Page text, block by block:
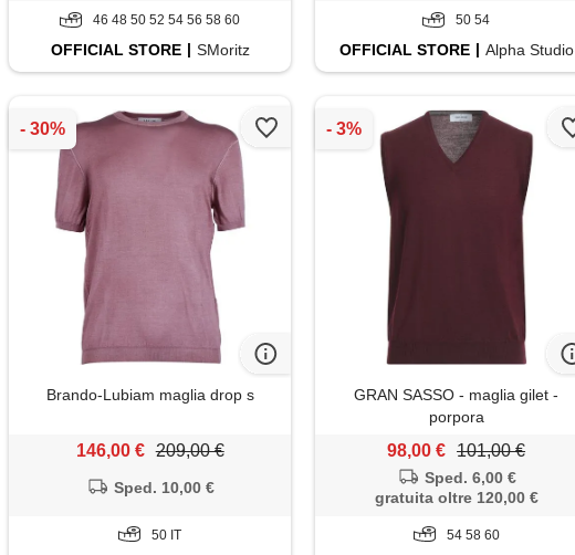
46 48 50 52 54 56 58 60
OFFICIALSTORE SMoritz
50 54
OFFICIALSTORE Alpha Studio
Brando-Lubiam maglia drop s
146,00 € 209,00 €
Sped. 10,00 €
50 IT
GRAN SASSO - maglia gilet -
porpora
98,00 € 101,00 €
Sped. 6,00 €
gratuita oltre 120,00 €
54 58 60